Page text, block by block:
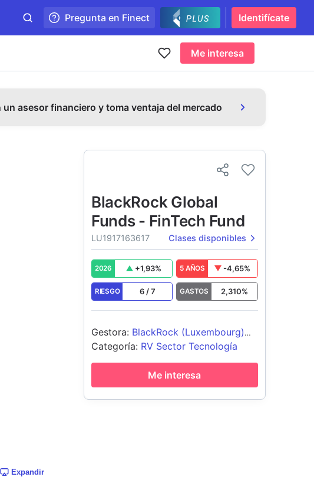
Pregunta en Finect Identifícate
Me interesa
asesor financiero y toma ventaja del mercado
Expandir
BlackRock Global
Funds - FinTech Fund
LU1917163617 Clases disponibles
2026 +1,93% 5 AÑOS -4,65%
RIESGO 6/7 GASTOS 2,310%
Gestora: BlackRock (Luxembourg)
SA
Categoría: RV Sector Tecnología
Me interesa